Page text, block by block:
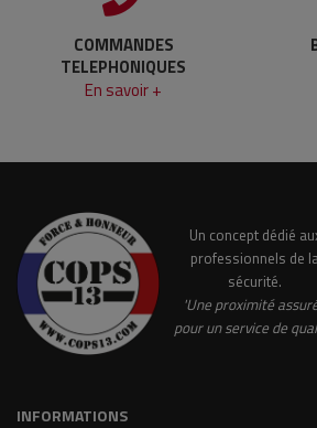
COMMANDES
TELEPHONIQUES
En savoir +
Un concept dédié
professionnels de
sécurité.
'Une proximité
pour un service de
INFORMATIONS